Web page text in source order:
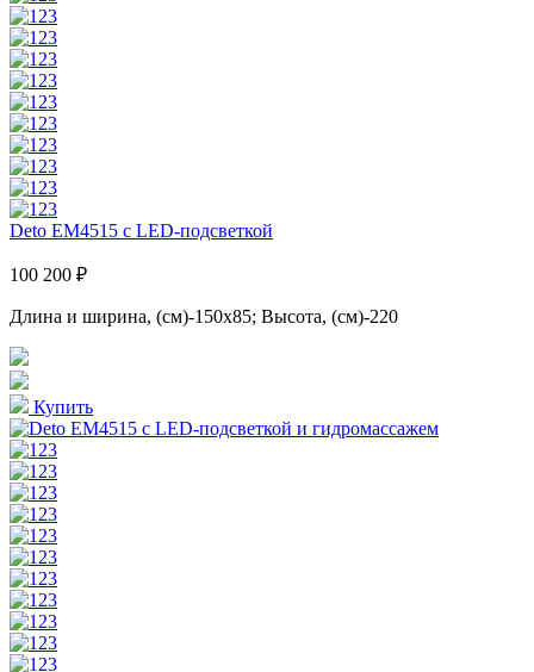
Deto EM4515 с LED-подсветкой
100 200 ₽
Длина и ширина, (см)-150x85; Высота, (см)-220
Купить